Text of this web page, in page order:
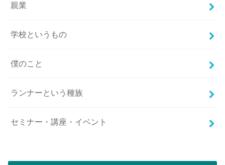
親業
学校というもの
僕のこと
ランナーという種族
セミナー・講座・イベント